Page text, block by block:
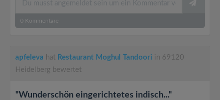
0 Kommentare
apfeleva hat Restaurant Moghul Tandoori in 69120
Heidelberg bewertet
"Wunderschön eingerichtetes indisch..."